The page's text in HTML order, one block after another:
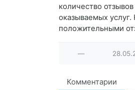
количество
оказываемых
положительными
—
Комментарии